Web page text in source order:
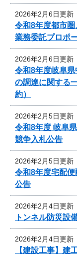
2026年2月6日更新
令和8年度都市
業務委託プロポ
2026年2月6日更新
令和8年度岐阜
の調達に関する
約）
2026年2月5日更新
令和8年度 岐阜
競争入札公告
2026年2月5日更新
令和8年度宅配
公告
2026年2月4日更新
トンネル防災設
2026年2月4日更新
【建設工事】